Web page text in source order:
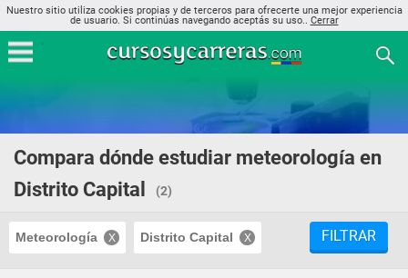
Nuestro sitio utiliza cookies propias y de terceros para ofrecerte una mejor experiencia
de usuario. Si continúas navegando aceptás su uso.. Cerrar
Compara dónde estudiar meteorología en
Distrito Capital
(2)
Meteorología Distrito Capital FILTRAR